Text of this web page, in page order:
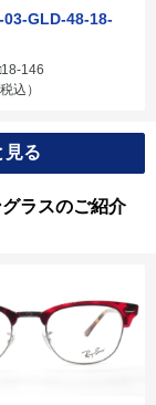
03-GLD-48-18-
146
税込）
見る
ラスのご紹介